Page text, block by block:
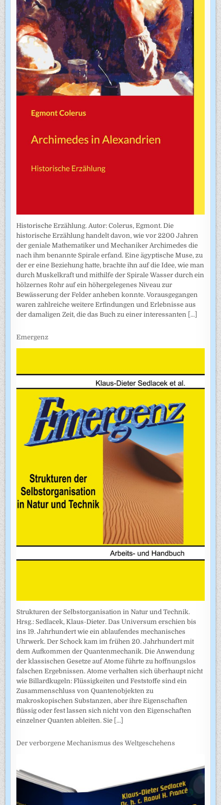
Historische Erzählung. Autor: Colerus, Egmont. Die
historische Erzählung handelt davon, wie vor 2200 Jahren
der geniale Mathematiker und Mechaniker Archimedes die
nach ihm benannte Spirale erfand. Eine ägyptische Muse, zu
der er eine Beziehung hatte, brachte ihn auf die Idee, wie man
durch Muskelkraft und mithilfe der Spirale Wasser durch ein
hölzernes Rohr auf ein höhergelegenes Niveau zur
Bewässerung der Felder anheben konnte. Vorausgegangen
waren zahlreiche weitere Erfindungen und Erlebnisse aus
der damaligen Zeit, die das Buch zu einer interessanten [...]
Emergenz
Strukturen der Selbstorganisation in Natur und Technik.
Hrsg.: Sedlacek, Klaus-Dieter. Das Universum erschien bis
ins 19. Jahrhundert wie ein ablaufendes mechanisches
Uhrwerk. Der Schock kam im frühen 20. Jahrhundert mit
dem Aufkommen der Quantenmechanik. Die Anwendung
der klassischen Gesetze auf Atome führte zu hoffnungslos
falschen Ergebnissen. Atome verhalten sich überhaupt nicht
wie Billardkugeln: Flüssigkeiten und Feststoffe sind ein
Zusammenschluss von Quantenobjekten zu
makroskopischen Substanzen, aber ihre Eigenschaften
flüssig oder fest lassen sich nicht von den Eigenschaften
einzelner Quanten ableiten. Sie [...]
Der verborgene Mechanismus des Weltgeschehens